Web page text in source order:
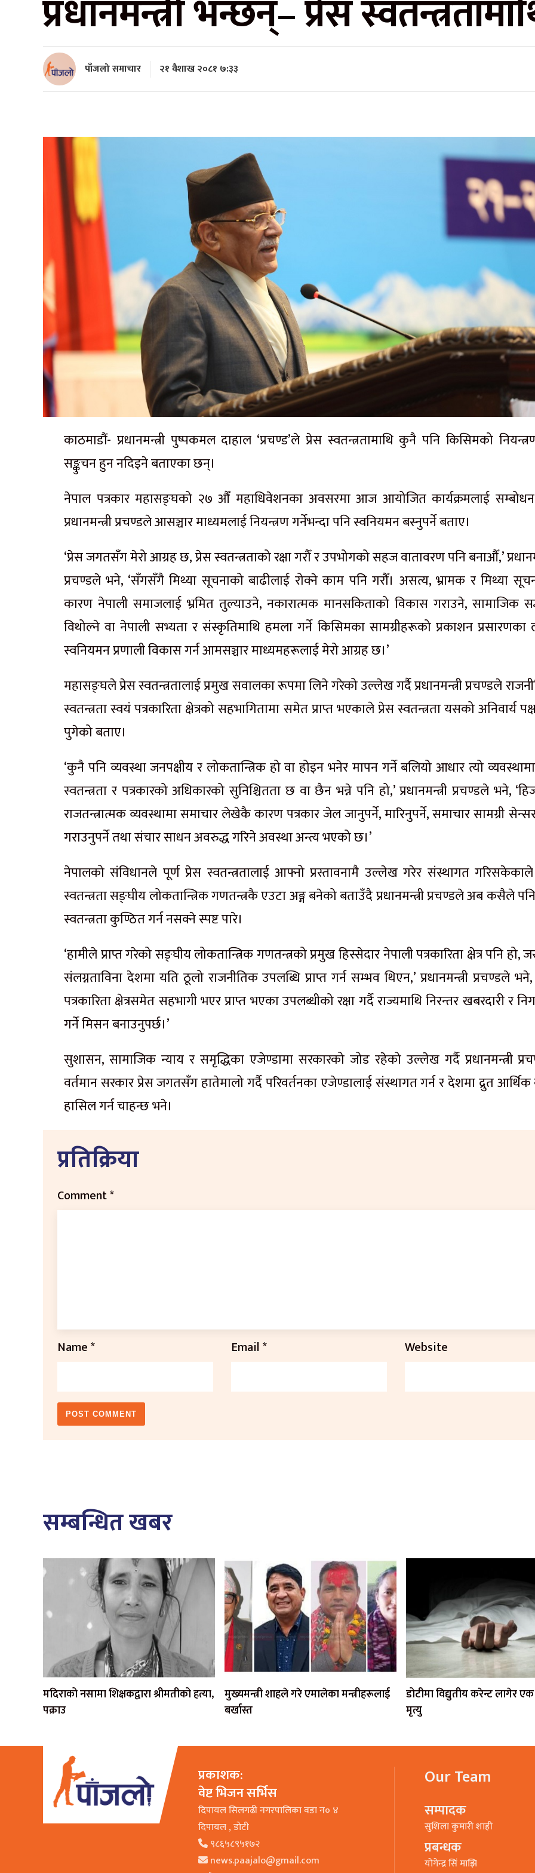
प्रधानमन्त्री भन्छन्– प्रेस
पाँजलो समाचार २१ वैशाख २०८१ ७:३३
काठमाडौं- प्रधानमन्त्री पुष्पकमल दाहाल ‘प्रचण्ड’ले प्रेस स्वतन्त्रतामाथि कुनै पनि किसिमको
सङ्कुचन हुन नदिइने बताएका छन्।
नेपाल पत्रकार महासङ्घको २७ औँ महाधिवेशनका अवसरमा आज आयोजित कार्यक्रमलाई सम्बोधन
प्रधानमन्त्री प्रचण्डले आसञ्चार माध्यमलाई नियन्त्रण गर्नेभन्दा पनि स्वनियमन बस्नुपर्ने बताए।
‘प्रेस जगतसँग मेरो आग्रह छ, प्रेस स्वतन्त्रताको रक्षा गरौँ र उपभोगको सहज वातावरण पनि बनाऔँ,’
प्रचण्डले भने, ‘सँगसँगै मिथ्या सूचनाको बाढीलाई रोक्ने काम पनि गरौँ। असत्य, भ्रामक र मिथ्या
कारण नेपाली समाजलाई भ्रमित तुल्याउने, नकारात्मक मानसकिताको विकास गराउने, सामाजिक
विथोल्ने वा नेपाली सभ्यता र संस्कृतिमाथि हमला गर्ने किसिमका सामग्रीहरूको प्रकाशन प्रसारणका
स्वनियमन प्रणाली विकास गर्न आमसञ्चार माध्यमहरूलाई मेरो आग्रह छ।’
महासङ्घले प्रेस स्वतन्त्रतालाई प्रमुख सवालका रूपमा लिने गरेको उल्लेख गर्दै प्रधानमन्त्री प्रचण्डले
स्वतन्त्रता स्वयं पत्रकारिता क्षेत्रको सहभागितामा समेत प्राप्त भएकाले प्रेस स्वतन्त्रता यसको अनिवार्य
पुगेको बताए।
‘कुनै पनि व्यवस्था जनपक्षीय र लोकतान्त्रिक हो वा होइन भनेर मापन गर्ने बलियो आधार त्यो
स्वतन्त्रता र पत्रकारको अधिकारको सुनिश्चितता छ वा छैन भन्ने पनि हो,’ प्रधानमन्त्री प्रचण्डले भने,
राजतन्त्रात्मक व्यवस्थामा समाचार लेखेकै कारण पत्रकार जेल जानुपर्ने, मारिनुपर्ने, समाचार सामग्री
गराउनुपर्ने तथा संचार साधन अवरुद्ध गरिने अवस्था अन्त्य भएको छ।’
नेपालको संविधानले पूर्ण प्रेस स्वतन्त्रतालाई आफ्नो प्रस्तावनामै उल्लेख गरेर संस्थागत
स्वतन्त्रता सङ्घीय लोकतान्त्रिक गणतन्त्रकै एउटा अङ्ग बनेको बताउँदै प्रधानमन्त्री प्रचण्डले अब कसैले
स्वतन्त्रता कुण्ठित गर्न नसक्ने स्पष्ट पारे।
‘हामीले प्राप्त गरेको सङ्घीय लोकतान्त्रिक गणतन्त्रको प्रमुख हिस्सेदार नेपाली पत्रकारिता क्षेत्र पनि हो,
संलग्नताविना देशमा यति ठूलो राजनीतिक उपलब्धि प्राप्त गर्न सम्भव थिएन,’ प्रधानमन्त्री प्रचण्डले
पत्रकारिता क्षेत्रसमेत सहभागी भएर प्राप्त भएका उपलब्धीको रक्षा गर्दै राज्यमाथि निरन्तर खबरदारी र
गर्ने मिसन बनाउनुपर्छ।’
सुशासन, सामाजिक न्याय र समृद्धिका एजेण्डामा सरकारको जोड रहेको उल्लेख गर्दै प्रधानमन्त्री
वर्तमान सरकार प्रेस जगतसँग हातेमालो गर्दै परिवर्तनका एजेण्डालाई संस्थागत गर्न र देशमा द्रुत आर्थिक
हासिल गर्न चाहन्छ भने।
प्रतिक्रिया
Comment*
Name* Email* Website
सम्बन्धित खबर
मदिराको नसामा शिक्षकद्वारा श्रीमतीको हत्या,
पक्राउ
मुख्यमन्त्री शाहले गरे एमालेका मन्त्रीहरूलाई
बर्खास्त
डोटीमा विद्युतीय करेन्ट लागेर
मृत्यु
प्रकाशक:
वेष्ट भिजन सर्भिस
दिपायल सिलगढी नगरपालिका वडा न० ४
दिपायल , डाेटी
९८६५८९५१७२
news.paajalo@gmail.com
Our Team
सम्पादक
सुशिला कुमारी शाही
प्रबन्धक
याेगेन्द्र सिं माझि